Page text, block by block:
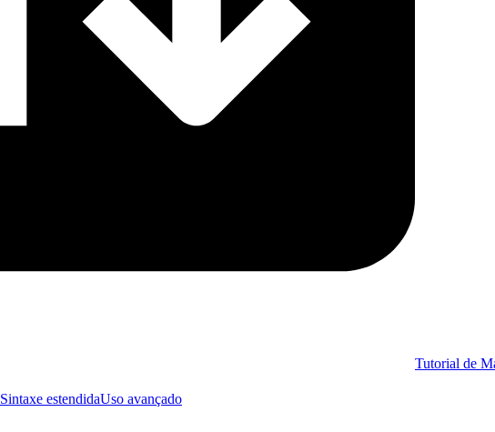
Tutorial de
Sintaxe estendidaUso avançado